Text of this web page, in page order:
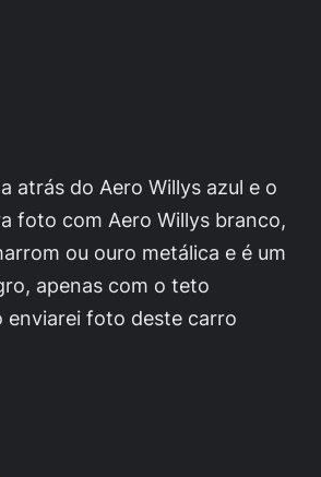
atrás do Aero Willys azul e o
foto com Aero Willys branco,
ou ouro metálica e é um
apenas com o teto
enviarei foto deste carro